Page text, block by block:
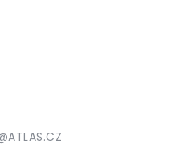
ATLAS.CZ